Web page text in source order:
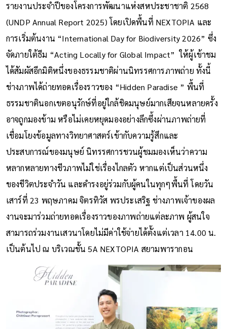
รายงานประจำปีของโครงการพัฒนาแห่งสหประชาชาติ 2568
(UNDP Annual Report 2025) โดยเปิดพื้นที่ NEXTOPIA และ
การเริ่มต้นงาน “International Day for Biodiversity 2026” ซึ่ง
จัดภายใต้ธีม “Acting Locally for Global Impact” ให้ผู้เข้าชม
ได้สัมผัสอีกมิติหนึ่งของธรรมชาติผ่านนิทรรศการภาพถ่าย ทั้งนี้
ช่างภาพได้ถ่ายทอดเรื่องราวของ “Hidden Paradise ” พื้นที่
ธรรมชาตินอกเขตอนุรักษ์ที่อยู่ใกล้ชิดมนุษย์มากเสียจนหลายครั้ง
อาจถูกมองข้าม หรือไม่เคยหยุดมองอย่างลึกซึ้งผ่านภาพถ่ายที่
เชื่อมโยงข้อมูลทางวิทยาศาสตร์เข้ากับความรู้สึกและ
ประสบการณ์ของมนุษย์ นิทรรศการชวนผู้ชมมองเห็นว่าความ
หลากหลายทางชีวภาพไม่ใช่เรื่องไกลตัว หากแต่เป็นส่วนหนึ่ง
ของชีวิตประจำวัน และดำรงอยู่ร่วมกับผู้คนในทุกๆพื้นที่ โดยวัน
เสาร์ที่ 23 พฤษภาคม จิตรทิวัส พรประเสริฐ ช่างภาพเจ้าของผล
งานจะมาร่วมถ่ายทอดเรื่องราวของภาพถ่ายแต่ละภาพ ผู้สนใจ
สามารถร่วมงานเสวนาโดยไม่มีค่าใช้จ่ายได้ตั้งแต่เวลา 14.00 น.
เป็นต้นไป ณ บริเวณชั้น 5A NEXTOPIA สยามพารากอน